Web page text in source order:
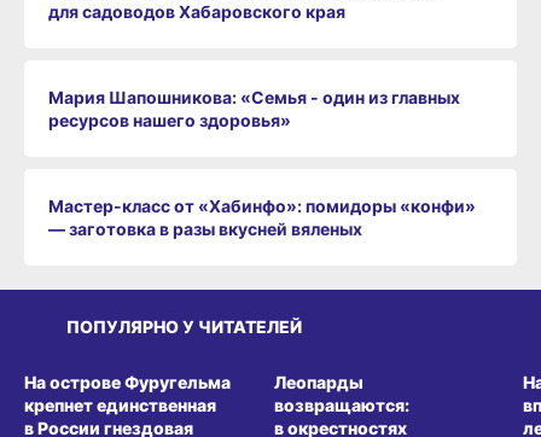
для садоводов Хабаровского края
Мария Шапошникова: «Семья - один из главных
ресурсов нашего здоровья»
Мастер-класс от «Хабинфо»: помидоры «конфи»
— заготовка в разы вкусней вяленых
ПОПУЛЯРНО У ЧИТАТЕЛЕЙ
На острове Фуругельма
крепнет единственная
в России гнездовая
Леопарды
возвращаются:
в окрестностях